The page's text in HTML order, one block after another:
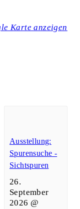
Karte anzeigen
Ausstellung:
Spurensuche -
Sichtspuren
26.
September
2026 @